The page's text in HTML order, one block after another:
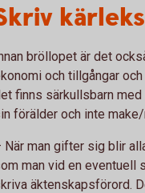
bröllopet är det
och tillgångar
finns särkullsbarn
förälder och inte make/
När man gifter sig blir
man vid en eventuell
äktenskapsförord.